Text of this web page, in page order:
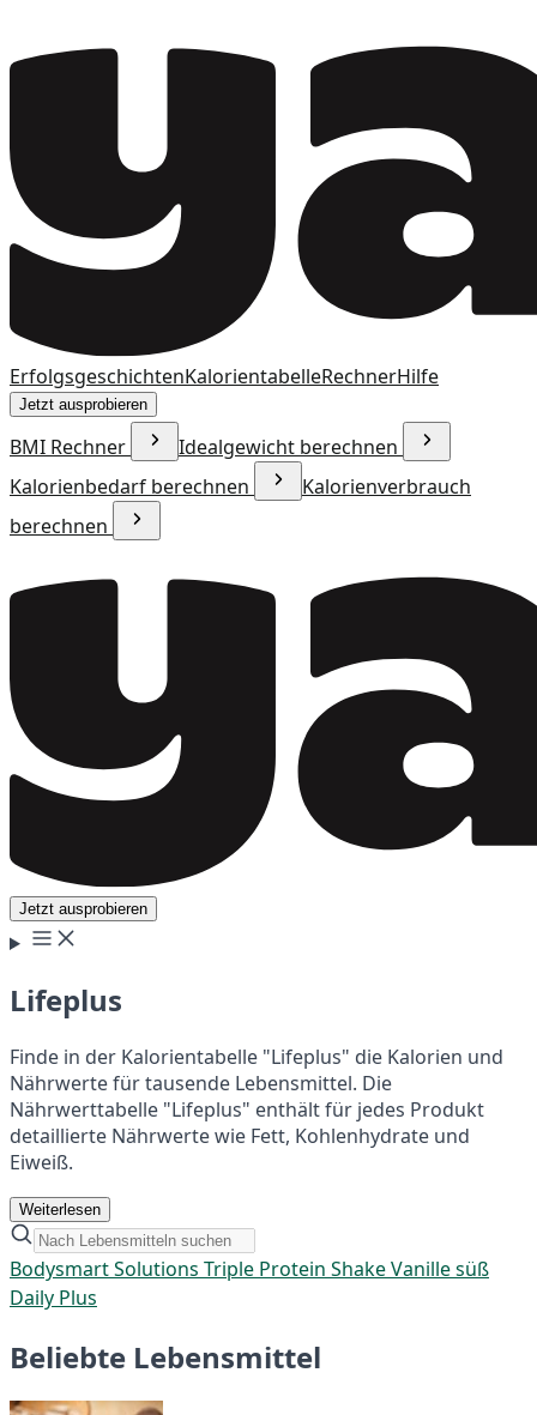
ErfolgsgeschichtenKalorientabelleRechnerHilfe
Jetzt ausprobieren
BMI Rechner
Idealgewicht berechnen
Kalorienbedarf berechnen
Kalorienverbrauch
berechnen
Jetzt ausprobieren
Lifeplus
Finde in der Kalorientabelle "Lifeplus" die Kalorien und
Nährwerte für tausende Lebensmittel. Die
Nährwerttabelle "Lifeplus" enthält für jedes Produkt
detaillierte Nährwerte wie Fett, Kohlenhydrate und
Eiweiß.
Weiterlesen
Bodysmart Solutions Triple Protein Shake Vanille süß
Daily Plus
Beliebte Lebensmittel